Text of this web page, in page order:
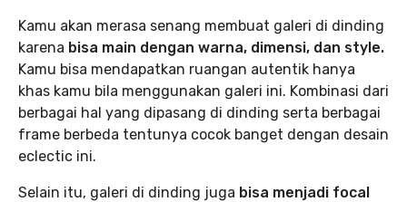
Kamu akan merasa senang membuat galeri di dinding
karena bisa main dengan warna, dimensi, dan style.
Kamu bisa mendapatkan ruangan autentik hanya
khas kamu bila menggunakan galeri ini. Kombinasi dari
berbagai hal yang dipasang di dinding serta berbagai
frame berbeda tentunya cocok banget dengan desain
eclectic ini.
Selain itu, galeri di dinding juga bisa menjadi focal